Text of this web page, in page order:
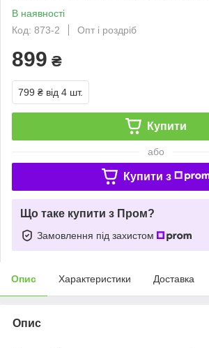
В наявності
Код: 873-2
Опт і роздріб
899 ₴
799 ₴ від 4 шт.
Купити
або
Купити з
Що таке купити з Пром?
Замовлення під захистом
Опис Характеристики Доставка
Опис